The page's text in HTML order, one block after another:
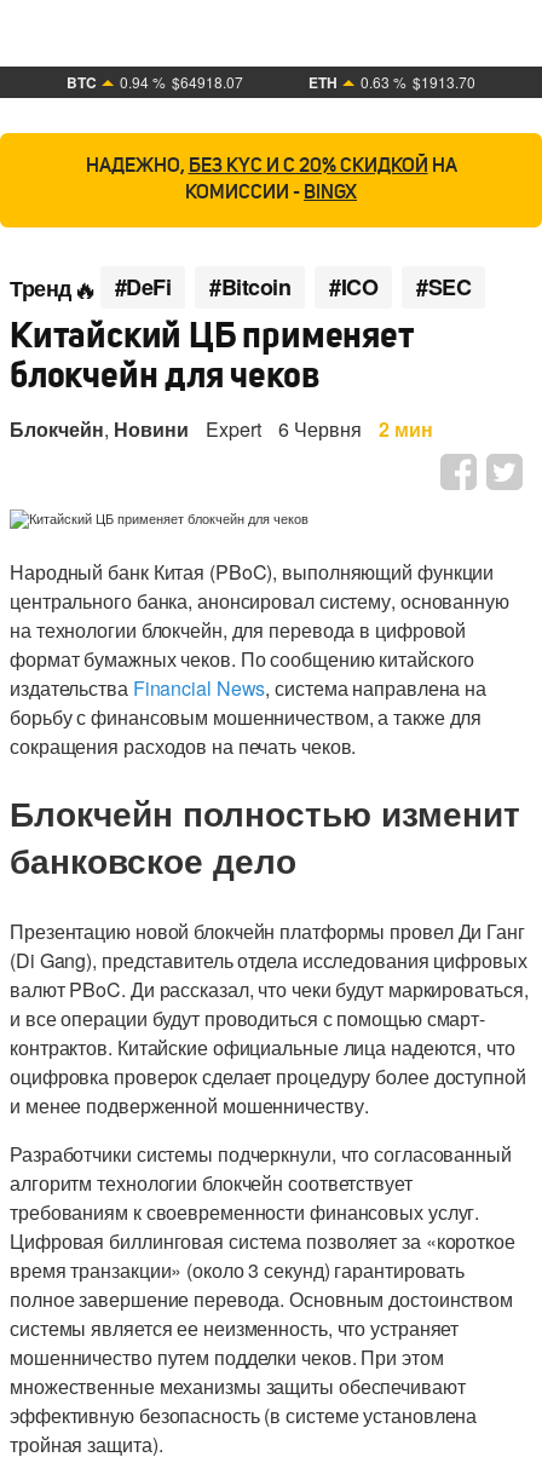
BTC 0.94 % $64918.07 ETH 0.63 % $1913.70
НАДЕЖНО, БЕЗ KYC И С 20% СКИДКОЙ НА
КОМИССИИ - BINGX
Тренд #DeFi #Bitcoin #ICO #SEC
Китайский ЦБ применяет
блокчейн для чеков
Блокчейн, Новини Expert 6 Червня 2 мин
Народный банк Китая (PBoC), выполняющий функции
центрального банка, анонсировал систему, основанную
на технологии блокчейн, для перевода в цифровой
формат бумажных чеков. По сообщению китайского
издательства Financial News, система направлена на
борьбу с финансовым мошенничеством, а также для
сокращения расходов на печать чеков.
Блокчейн полностью изменит
банковское дело
Презентацию новой блокчейн платформы провел Ди Ганг
(Di Gang), представитель отдела исследования цифровых
валют PBoC. Ди рассказал, что чеки будут маркироваться,
и все операции будут проводиться с помощью смарт-
контрактов. Китайские официальные лица надеются, что
оцифровка проверок сделает процедуру более доступной
и менее подверженной мошенничеству.
Разработчики системы подчеркнули, что согласованный
алгоритм технологии блокчейн соответствует
требованиям к своевременности финансовых услуг.
Цифровая биллинговая система позволяет за «короткое
время транзакции» (около 3 секунд) гарантировать
полное завершение перевода. Основным достоинством
системы является ее неизменность, что устраняет
мошенничество путем подделки чеков. При этом
множественные механизмы защиты обеспечивают
эффективную безопасность (в системе установлена
тройная защита).